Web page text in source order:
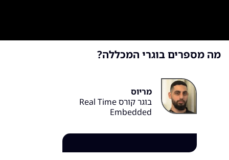
מה מספרים בוגרי המכללה?
מריוס
בוגר קורס Real Time
Embedded